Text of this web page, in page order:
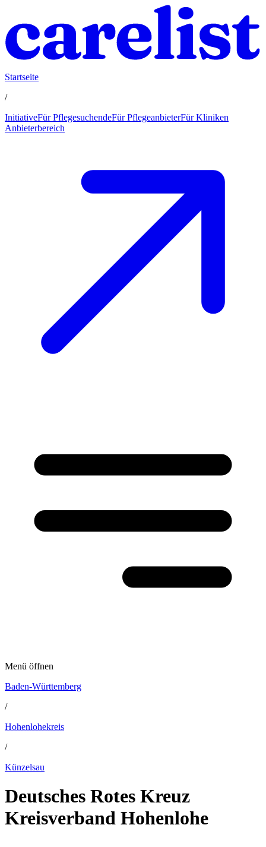
Startseite
/
InitiativeFür PflegesuchendeFür PflegeanbieterFür Kliniken
Anbieterbereich
Menü öffnen
Baden-Württemberg
/
Hohenlohekreis
/
Künzelsau
Deutsches Rotes Kreuz
Kreisverband Hohenlohe